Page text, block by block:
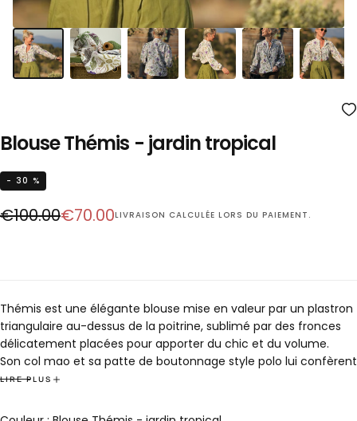
Blouse Thémis - jardin tropical
- 30 %
Prix
€100.00Prix
€70.00LIVRAISON CALCULÉE LORS DU PAIEMENT.
Thémis est une élégante blouse mise en valeur par un plastron
triangulaire au-dessus de la poitrine, sublimé par des fronces
délicatement placées pour apporter du chic et du volume.
Son col mao et sa patte de boutonnage style polo lui confèrent
une allure moderne et raffinée.
qui se terminent par des poignets boutonnés pour une finition
LIRE PLUS